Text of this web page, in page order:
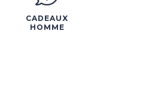
CADEAUX
HOMME